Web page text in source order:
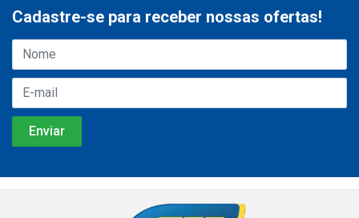
Cadastre-se para receber nossas ofertas!